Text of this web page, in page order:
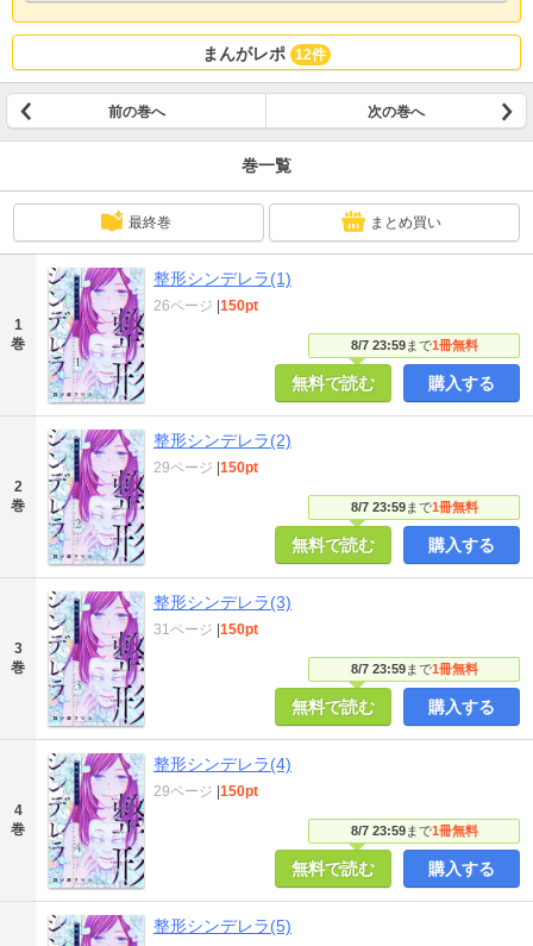
まんがレポ 12件
前の巻へ 次の巻へ
巻一覧
最終巻 まとめ買い
1
巻
整形シンデレラ(1)
8/7 23:59まで1冊無料
26ページ 150pt
無料で読む 購入する
2
巻
整形シンデレラ(2)
8/7 23:59まで1冊無料
29ページ 150pt
無料で読む 購入する
3
巻
整形シンデレラ(3)
8/7 23:59まで1冊無料
31ページ 150pt
無料で読む 購入する
4
巻
整形シンデレラ(4)
8/7 23:59まで1冊無料
29ページ 150pt
無料で読む 購入する
整形シンデレラ(5)